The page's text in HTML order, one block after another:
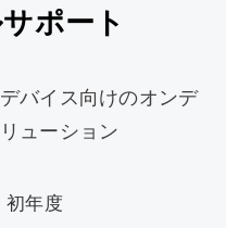
ポート
バイス向けのオンデ
ューション
初年度